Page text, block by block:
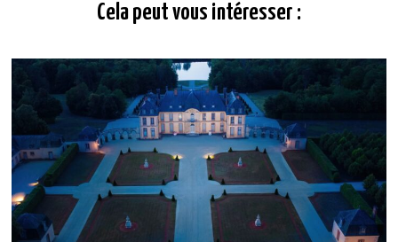
Cela peut vous intéresser :